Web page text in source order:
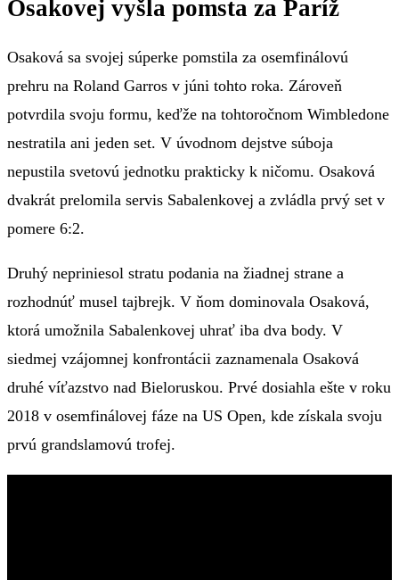
Osakovej vyšla pomsta za Paríž
Osaková sa svojej súperke pomstila za osemfinálovú
prehru na Roland Garros v júni tohto roka. Zároveň
potvrdila svoju formu, keďže na tohtoročnom Wimbledone
nestratila ani jeden set. V úvodnom dejstve súboja
nepustila svetovú jednotku prakticky k ničomu. Osaková
dvakrát prelomila servis Sabalenkovej a zvládla prvý set v
pomere 6:2.
Druhý nepriniesol stratu podania na žiadnej strane a
rozhodnúť musel tajbrejk. V ňom dominovala Osaková,
ktorá umožnila Sabalenkovej uhrať iba dva body. V
siedmej vzájomnej konfrontácii zaznamenala Osaková
druhé víťazstvo nad Bieloruskou. Prvé dosiahla ešte v roku
2018 v osemfinálovej fáze na US Open, kde získala svoju
prvú grandslamovú trofej.